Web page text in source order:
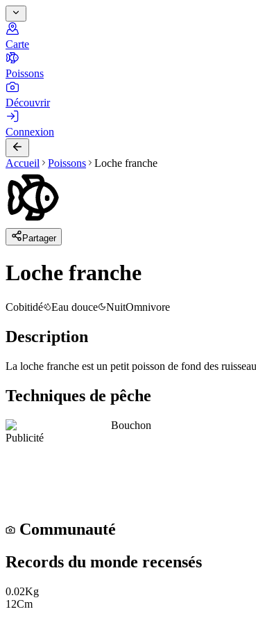
Carte
Poissons
Découvrir
Connexion
Accueil Poissons Loche franche
Partager
Loche franche
Cobitidé Eau douce NuitOmnivore
Description
La loche franche est un petit poisson de fond des
Techniques de pêche
Bouchon
Publicité
Communauté
Records du monde recensés
0.02Kg
12Cm